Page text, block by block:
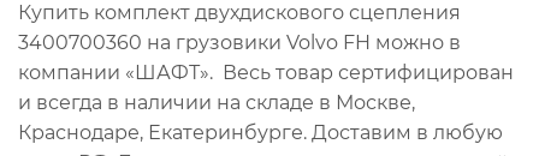
Купить комплект двухдискового сцепления
3400700360 на грузовики Volvo FH можно в
компании «ШАФТ». Весь товар сертифицирован
и всегда в наличии на складе в Москве,
Краснодаре, Екатеринбурге. Доставим в любую